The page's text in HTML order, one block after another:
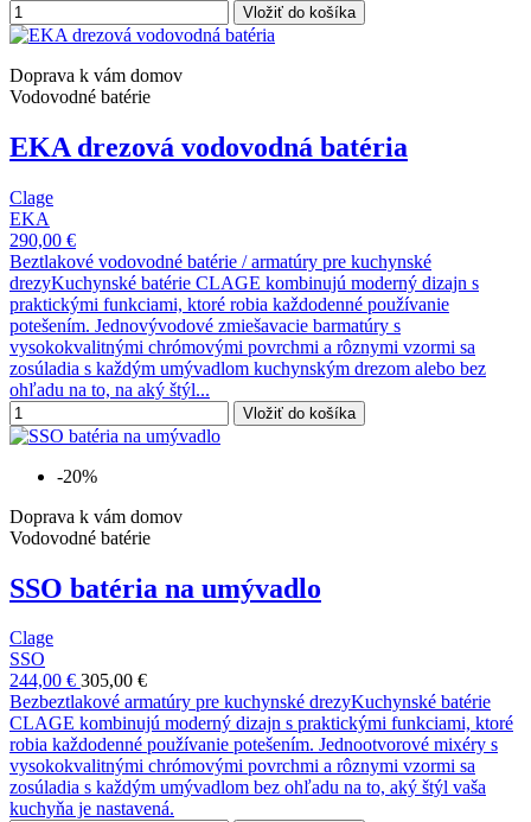
Vložiť do košíka
Doprava k vám domov
Vodovodné batérie
EKA drezová vodovodná batéria
Clage
EKA
290,00 €
Beztlakové vodovodné batérie / armatúry pre kuchynské
drezyKuchynské batérie CLAGE kombinujú moderný dizajn s
praktickými funkciami, ktoré robia každodenné používanie
potešením. Jednovývodové zmiešavacie barmatúry s
vysokokvalitnými chrómovými povrchmi a rôznymi vzormi sa
zosúladia s každým umývadlom kuchynským drezom alebo bez
ohľadu na to, na aký štýl...
Vložiť do košíka
-20%
Doprava k vám domov
Vodovodné batérie
SSO batéria na umývadlo
Clage
SSO
244,00 € 305,00 €
Bezbeztlakové armatúry pre kuchynské drezyKuchynské batérie
CLAGE kombinujú moderný dizajn s praktickými funkciami, ktoré
robia každodenné používanie potešením. Jednootvorové mixéry s
vysokokvalitnými chrómovými povrchmi a rôznymi vzormi sa
zosúladia s každým umývadlom bez ohľadu na to, aký štýl vaša
kuchyňa je nastavená.